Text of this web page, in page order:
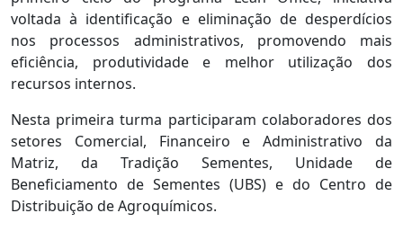
voltada à identificação e eliminação de desperdícios
nos processos administrativos, promovendo mais
eficiência, produtividade e melhor utilização dos
recursos internos.
Nesta primeira turma participaram colaboradores dos
setores Comercial, Financeiro e Administrativo da
Matriz, da Tradição Sementes, Unidade de
Beneficiamento de Sementes (UBS) e do Centro de
Distribuição de Agroquímicos.